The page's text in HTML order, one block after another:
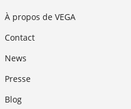
À propos de VEGA
Contact
News
Presse
Blog